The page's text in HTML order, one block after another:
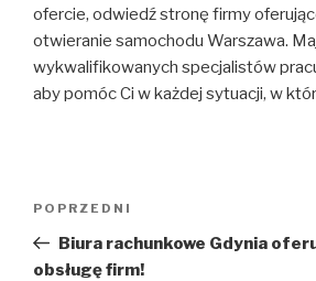
ofercie, odwiedź stronę firmy
otwieranie samochodu Warszawa.
wykwalifikowanych specjalistów
aby pomóc Ci w każdej sytuacji, w
Poprzedni
wpis
POPRZEDNI
Biura rachunkowe Gdynia
obsługę firm!